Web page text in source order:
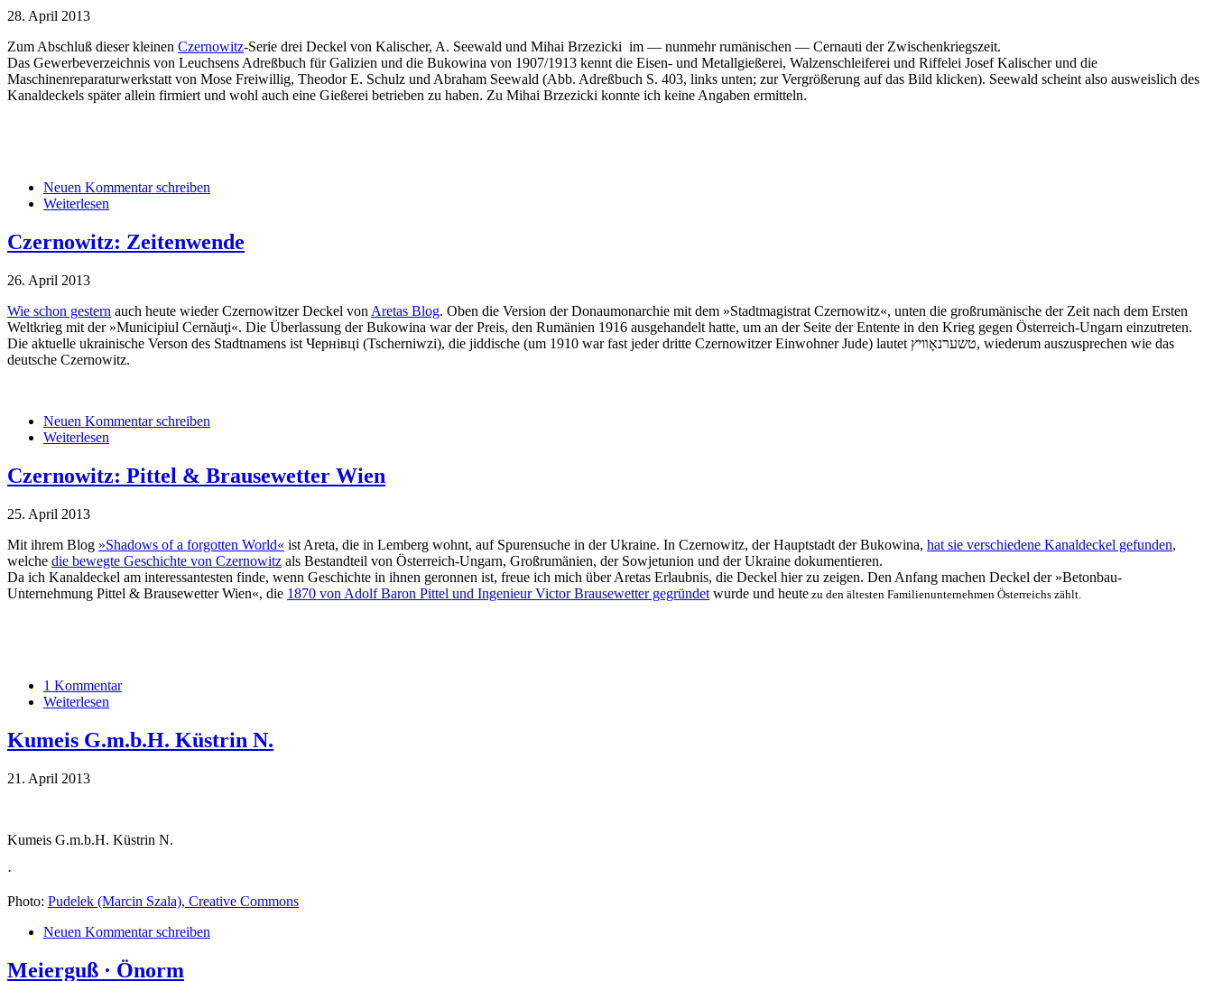
28. April 2013
Zum Abschluß dieser kleinen Czernowitz-Serie drei Deckel von Kalischer, A. Seewald und Mihai Brzezicki im — nunmehr rumänischen — Cernauti der Zwischenkriegszeit.
Das Gewerbeverzeichnis von Leuchsens Adreßbuch für Galizien und die Bukowina von 1907/1913 kennt die Eisen- und Metallgießerei, Walzenschleiferei und Riffelei Josef Kalischer und die
Maschinenreparaturwerkstatt von Mose Freiwillig, Theodor E. Schulz und Abraham Seewald (Abb. Adreßbuch S. 403, links unten; zur Vergrößerung auf das Bild klicken). Seewald scheint also ausweislich des
Kanaldeckels später allein firmiert und wohl auch eine Gießerei betrieben zu haben. Zu Mihai Brzezicki konnte ich keine Angaben ermitteln.
Neuen Kommentar schreiben
Weiterlesen
Czernowitz: Zeitenwende
26. April 2013
Wie schon gestern auch heute wieder Czernowitzer Deckel von Aretas Blog. Oben die Version der Donaumonarchie mit dem »Stadtmagistrat Czernowitz«, unten die großrumänische der Zeit nach dem Ersten
Weltkrieg mit der »Municipiul Cernăuţi«. Die Überlassung der Bukowina war der Preis, den Rumänien 1916 ausgehandelt hatte, um an der Seite der Entente in den Krieg gegen Österreich-Ungarn einzutreten.
Die aktuelle ukrainische Verson des Stadtnamens ist Чернівці (Tscherniwzi), die jiddische (um 1910 war fast jeder dritte Czernowitzer Einwohner Jude) lautet טשערנאָװיץ, wiederum auszusprechen wie das
deutsche Czernowitz.
Neuen Kommentar schreiben
Weiterlesen
Czernowitz: Pittel & Brausewetter Wien
25. April 2013
Mit ihrem Blog »Shadows of a forgotten World« ist Areta, die in Lemberg wohnt, auf Spurensuche in der Ukraine. In Czernowitz, der Hauptstadt der Bukowina, hat sie verschiedene Kanaldeckel gefunden,
welche die bewegte Geschichte von Czernowitz als Bestandteil von Österreich-Ungarn, Großrumänien, der Sowjetunion und der Ukraine dokumentieren.
Da ich Kanaldeckel am interessantesten finde, wenn Geschichte in ihnen geronnen ist, freue ich mich über Aretas Erlaubnis, die Deckel hier zu zeigen. Den Anfang machen Deckel der »Betonbau-
Unternehmung Pittel & Brausewetter Wien«, die 1870 von Adolf Baron Pittel und Ingenieur Victor Brausewetter gegründet wurde und heute zu den ältesten Familienunternehmen Österreichs zählt.
1 Kommentar
Weiterlesen
Kumeis G.m.b.H. Küstrin N.
21. April 2013
Kumeis G.m.b.H. Küstrin N.
·
Photo: Pudelek (Marcin Szala), Creative Commons
Neuen Kommentar schreiben
Meierguß · Önorm